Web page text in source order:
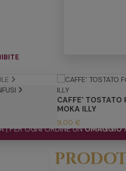
CAFFE' TOSTATO
MOKA ILLY
9,00 €
ORDINE UNOMAGGIOA TUA